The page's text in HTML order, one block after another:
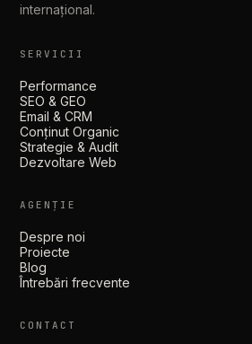
internațional.
SERVICII
Performance
SEO & GEO
Email & CRM
Conținut Organic
Strategie & Audit
Dezvoltare Web
AGENȚIE
Despre noi
Proiecte
Blog
Întrebări frecvente
CONTACT